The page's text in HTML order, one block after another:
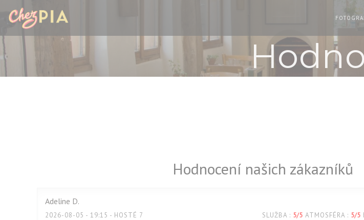
Panel pro správu cookies
Hodnocení našich zákazníků
Adeline D
2026-08-05 - 19:15 - HOSTÉ 7 SLUŽBA : 5/5 ATMOSFÉRA : 5/5